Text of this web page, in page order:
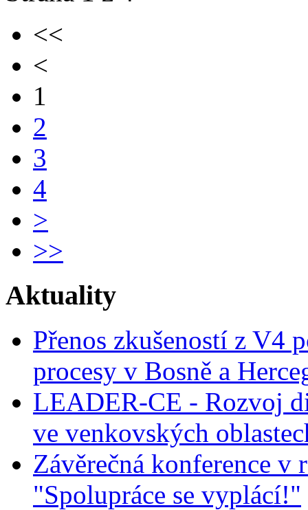
<<
<
1
2
3
4
>
>>
Aktuality
Přenos zkušeností z V4
procesy v Bosně a
LEADER-CE - Rozvoj
ve venkovských
Závěrečná konference v
"Spolupráce se vyplácí!"